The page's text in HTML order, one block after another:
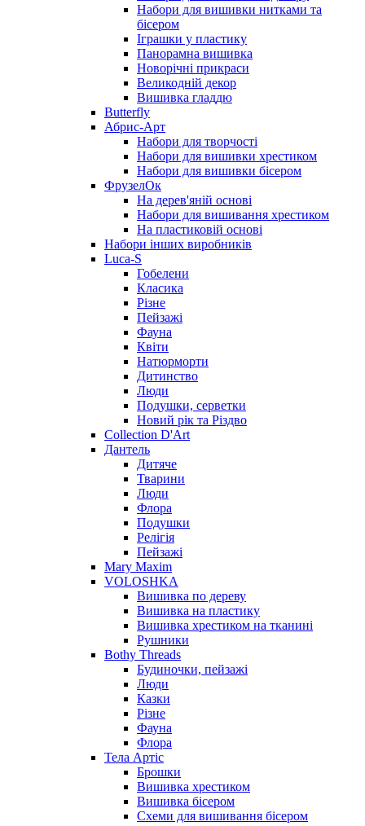
Набори для вишивки нитками та
бісером
Іграшки у пластику
Панорамна вишивка
Новорічні прикраси
Великодній декор
Вишивка гладдю
Butterfly
Абрис-Арт
Набори для творчості
Набори для вишивки хрестиком
Набори для вишивки бісером
ФрузелОк
На дерев'яній основі
Набори для вишивання хрестиком
На пластиковій основі
Набори інших виробників
Luca-S
Гобелени
Класика
Різне
Пейзажі
Фауна
Квіти
Натюрморти
Дитинство
Люди
Подушки, серветки
Новий рік та Різдво
Collection D'Art
Дантель
Дитяче
Тварини
Люди
Флора
Подушки
Релігія
Пейзажі
Mary Maxim
VOLOSHKA
Вишивка по дереву
Вишивка на пластику
Вишивка хрестиком на тканині
Рушники
Bothy Threads
Будиночки, пейзажі
Люди
Казки
Різне
Фауна
Флора
Тела Артіс
Брошки
Вишивка хрестиком
Вишивка бісером
Схеми для вишивання бісером